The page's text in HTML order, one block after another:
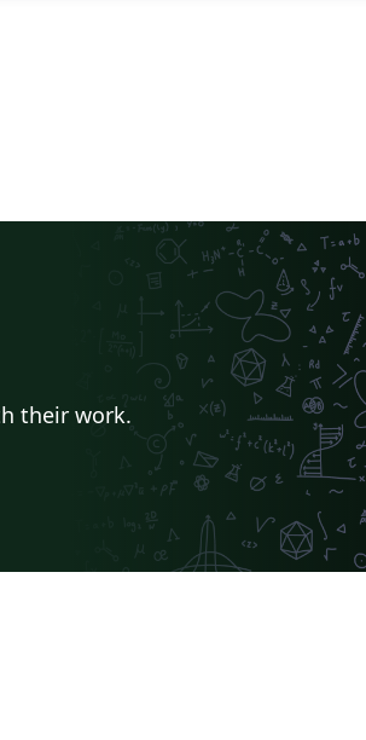
their work.